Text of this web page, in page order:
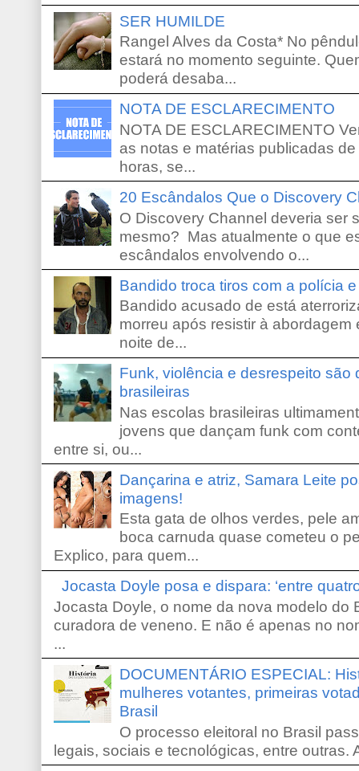
SER HUMILDE
Rangel Alves da Costa* No
estará no momento seguinte.
poderá desaba...
NOTA DE ESCLARECIMENTO
NOTA DE ESCLARECIMENTO
as notas e matérias publicadas
horas, se...
20 Escândalos Que o Discovery
O Discovery Channel deveria ser
mesmo? Mas atualmente o que
escândalos envolvendo o...
Bandido troca tiros com a polícia
Bandido acusado de está
morreu após resistir à
noite de...
Funk, violência e desrespeito são
brasileiras
Nas escolas brasileiras
jovens que dançam funk com
entre si, ou...
Dançarina e atriz, Samara Leite
imagens!
Esta gata de olhos verdes, pele
boca carnuda quase cometeu o
Explico, para quem...
Jocasta Doyle posa e dispara: ‘entre
Jocasta Doyle, o nome da nova modelo do
curadora de veneno. E não é apenas no
...
DOCUMENTÁRIO ESPECIAL:
mulheres votantes, primeiras
Brasil
O processo eleitoral no Brasil
legais, sociais e tecnológicas, entre outras.